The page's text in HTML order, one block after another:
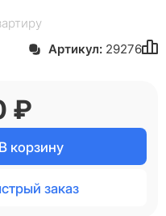
Артикул: 29276
₽
В корзину
заказ